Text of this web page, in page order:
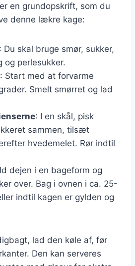
en grundopskrift, som du
denne lækre kage:
: Du skal bruge smør, sukker,
og perlesukker.
: Start med at forvarme
Smelt smørret og lad
: I en skål, pisk
sammen, tilsæt
hvedemelet. Rør indtil
dejen i en bageform og
over. Bag i ovnen i ca. 25-
indtil kagen er gylden og
lad den køle af, før
Den kan serveres